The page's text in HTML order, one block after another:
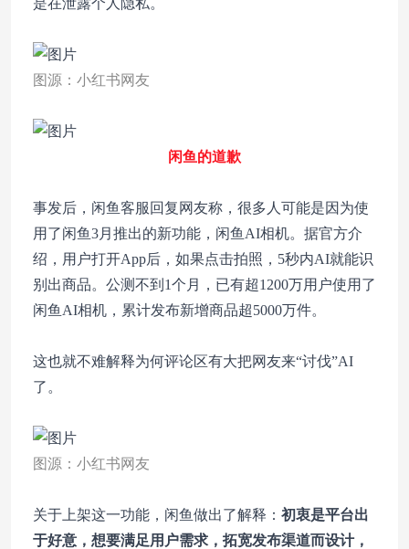
是在泄露个人隐私。
图源：小红书网友
闲鱼的道歉
事发后，闲鱼客服回复网友称，很多人可能是因为使
用了闲鱼3月推出的新功能，闲鱼AI相机。据官方介
绍，用户打开App后，如果点击拍照，5秒内AI就能识
别出商品。公测不到1个月，已有超1200万用户使用了
闲鱼AI相机，累计发布新增商品超5000万件。
这也就不难解释为何评论区有大把网友来“讨伐”AI
了。
图源：小红书网友
关于上架这一功能，闲鱼做出了解释： 初衷是平台出
于好意，想要满足用户需求，拓宽发布渠道而设计，